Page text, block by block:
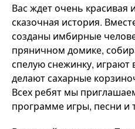
Вас ждет очень красивая
сказочная история.
созданы имбирные
пряничном домике,
спелую снежинку,
делают сахарные
Всех ребят мы
программе игры, песни и